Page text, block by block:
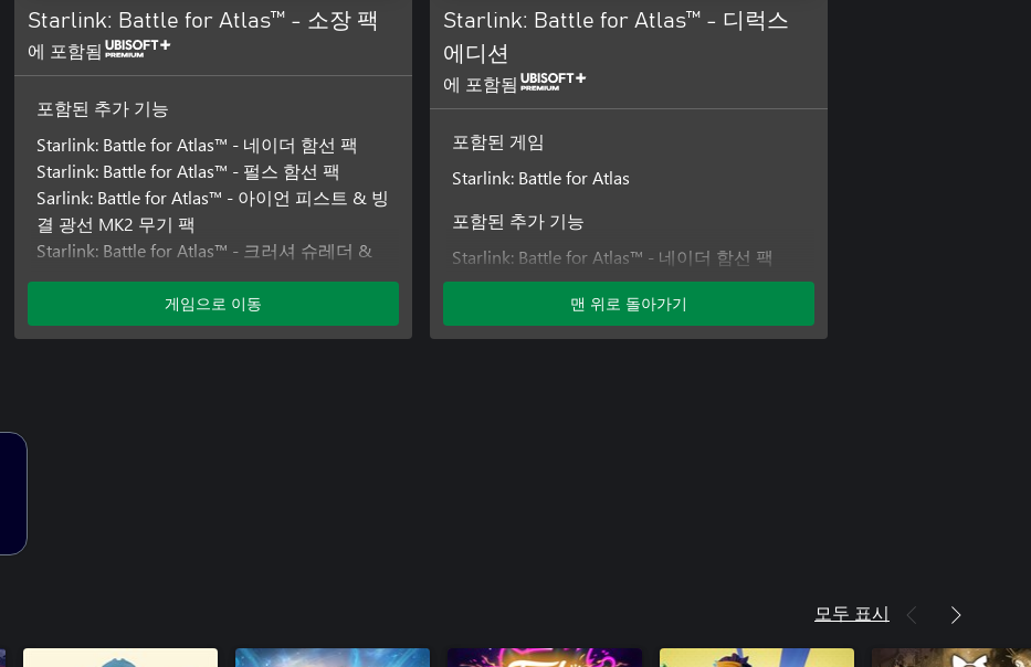
Starlink: Battle for Atlas™ - 소장 팩
에 포함됨
포함된 추가 기능
Starlink: Battle for Atlas™ - 네이더 함선 팩
Starlink: Battle for Atlas™ - 펄스 함선 팩
Sarlink: Battle for Atlas™ - 아이언 피스트 & 빙
결 광선 MK2 무기 팩
Starlink: Battle for Atlas™ - 크러셔 슈레더 &
Mk.2 무기 팩
Starlink: Battle for Atlas™ - 엘리 조종사 팩
Starlink: Battle for Atlas™ - 헤일스톰 & 메테오
게임으로 이동
Starlink: Battle for Atlas™ - 디럭스
에디션
에 포함됨
포함된 게임
Starlink: Battle for Atlas
포함된 추가 기능
Starlink: Battle for Atlas™ - 네이더 함선 팩
Starlink: Battle for Atlas™ - 펄스 함선 팩
Starlink: Battle for Atlas™ - 소장 팩
Sarlink: Battle for Atlas™ - 아이언 피스트 & 빙
스 포Mk.2 무기 팩
맨 위로 돌아가기
모두 표시